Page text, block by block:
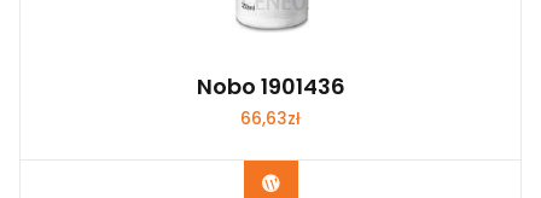
Nobo 1901436
66,63zł
Kup Teraz